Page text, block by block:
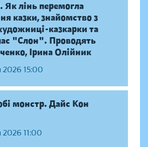
Як лінь перемогла
казки, знайомство з
казкарки та
"Слон". Проводять
Ірина Олійник
2026 15:00
монстр. Дайс Кон
2026 11:00